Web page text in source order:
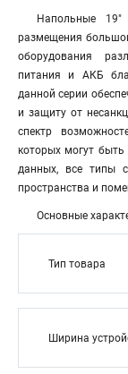
Напольные
размещения
оборудования
питания и АКБ
данной серии
и защиту от
спектр
которых могут
данных, все типы
пространства и
Основные
Тип товара
Ширина